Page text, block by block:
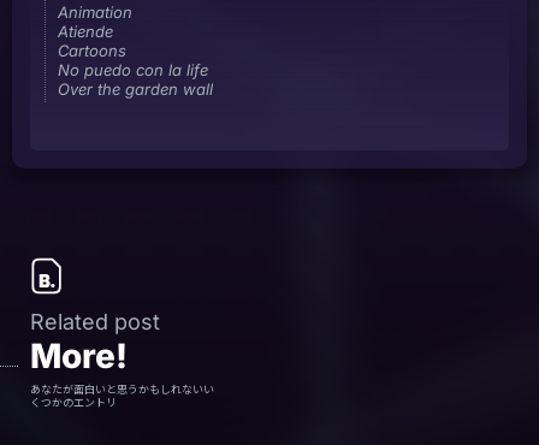
Animation
Atiende
Cartoons
No puedo con la life
Over the garden wall
Related post
More!
あなたが面白いと思うかもしれないい
くつかのエントリ